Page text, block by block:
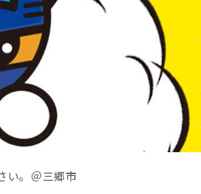
い。＠三郷市​